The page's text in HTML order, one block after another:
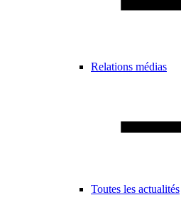
Relations médias
Toutes les actualités